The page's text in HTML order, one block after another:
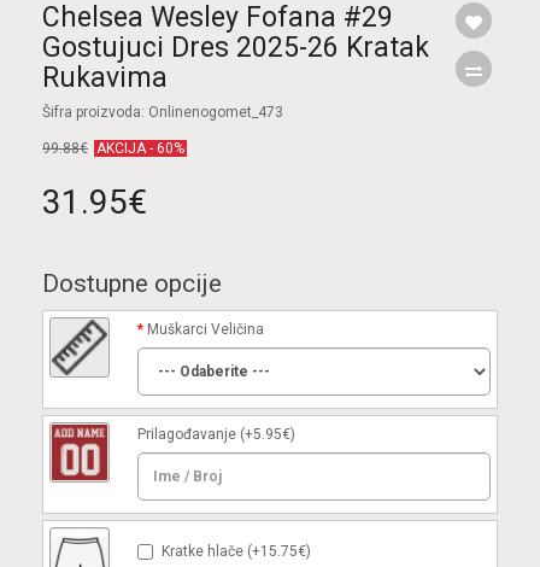
Chelsea Wesley Fofana #29
Gostujuci Dres 2025-26 Kratak
Rukavima
Šifra proizvoda: Onlinenogomet_473
99.88€ AKCIJA - 60%
31.95€
Dostupne opcije
Muškarci Veličina
Prilagođavanje (+5.95€)
Kratke hlače (+15.75€)